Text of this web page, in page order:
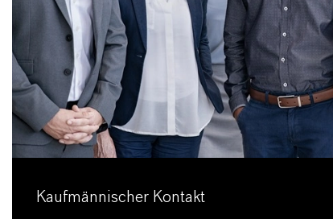
Kaufmännischer Kontakt